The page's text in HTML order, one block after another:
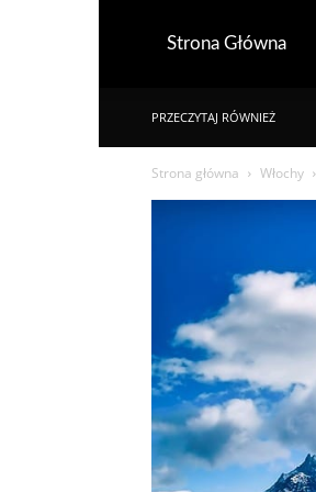
Strona Główna
PRZECZYTAJ RÓWNIEŻ
Strona główna Włochy